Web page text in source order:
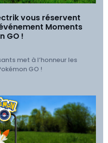
vous réservent
Moments
GO !
met à l’honneur les
GO !